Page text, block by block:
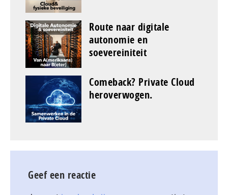
Route naar digitale
autonomie en
soevereiniteit
Comeback? Private Cloud
heroverwogen.
Geef een reactie